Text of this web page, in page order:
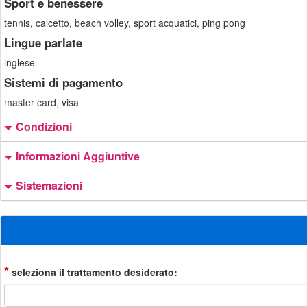
tennis, calcetto, beach volley, sport acquatici, ping pong
Lingue parlate
inglese
Sistemi di pagamento
master card, visa
Condizioni
Informazioni Aggiuntive
Sistemazioni
* seleziona il trattamento desiderato: